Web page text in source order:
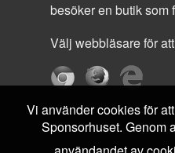
besöker en butik som
Välj webbläsare för
Vi använder cookies för
Sponsorhuset. Genom